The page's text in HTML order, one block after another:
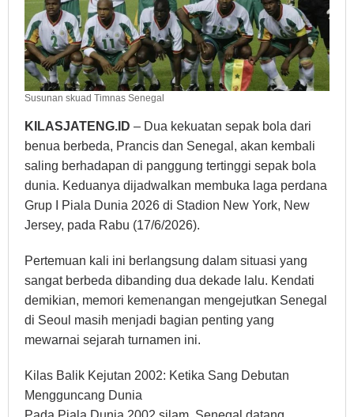
Susunan skuad Timnas Senegal
KILASJATENG.ID – Dua kekuatan sepak bola dari
benua berbeda, Prancis dan Senegal, akan kembali
saling berhadapan di panggung tertinggi sepak bola
dunia. Keduanya dijadwalkan membuka laga perdana
Grup I Piala Dunia 2026 di Stadion New York, New
Jersey, pada Rabu (17/6/2026).
Pertemuan kali ini berlangsung dalam situasi yang
sangat berbeda dibanding dua dekade lalu. Kendati
demikian, memori kemenangan mengejutkan Senegal
di Seoul masih menjadi bagian penting yang
mewarnai sejarah turnamen ini.
Kilas Balik Kejutan 2002: Ketika Sang Debutan
Mengguncang Dunia